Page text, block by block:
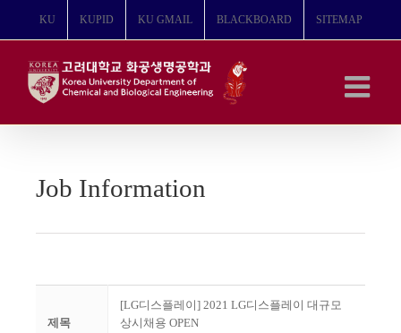
뛰
KU KUPID KU GMAIL BLACKBOARD SITEMAP
Job Information
제목
[LG디스플레이] 2021 LG디스플레이 대규모
상시채용 OPEN